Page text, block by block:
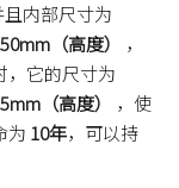
且内部尺寸为
（高度） ，
，它的尺寸为
（高度） ，使
为 10年，可以持